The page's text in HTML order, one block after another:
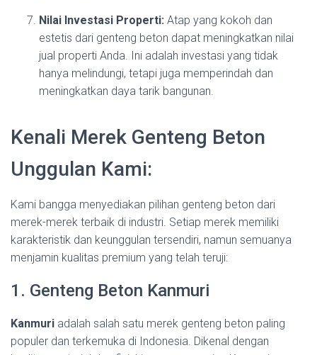
Nilai Investasi Properti: Atap yang kokoh dan
estetis dari genteng beton dapat meningkatkan nilai
jual properti Anda. Ini adalah investasi yang tidak
hanya melindungi, tetapi juga memperindah dan
meningkatkan daya tarik bangunan.
Kenali Merek Genteng Beton
Unggulan Kami:
Kami bangga menyediakan pilihan genteng beton dari
merek-merek terbaik di industri. Setiap merek memiliki
karakteristik dan keunggulan tersendiri, namun semuanya
menjamin kualitas premium yang telah teruji:
1. Genteng Beton Kanmuri
Kanmuri adalah salah satu merek genteng beton paling
populer dan terkemuka di Indonesia. Dikenal dengan